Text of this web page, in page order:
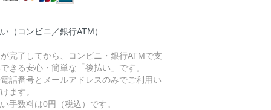
（コンビニ／銀行ATM）
完了してから、コンビニ・銀行ATMで支
きる安心・簡単な「後払い」です。
話番号とメールアドレスのみでご利用い
ます。
手数料は0円（税込）です。